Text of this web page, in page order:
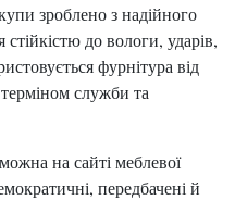
зроблено з надійного
до вологи, ударів,
фурнітура від
служби та
на сайті меблевої
передбачені й